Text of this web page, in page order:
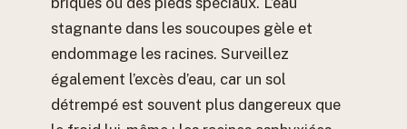
stagnante dans les soucoupes gèle et
endommage les racines. Surveillez
également l’excès d’eau, car un sol
détrempé est souvent plus dangereux que